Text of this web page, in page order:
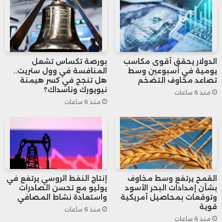
مقارنة بنحو2%
في نهاية الأسبوع الماضي، مع
توقعات بأن تقفز إلى5%
أو أكثر إذا استمرت
التوترات العسكرية في التصاعد.
ورغم الارتفاع الملحوظ في تكاليف التأمين، أكدت
المصادر أن شركات التأمين لم توقف حتى الآن
إصدار التغطيات الخاصة بالسفن العابرة
للمنطقة، لكنها أصبحت أكثر تشددًا في تقييم
المخاطر.
وفي السياق ذاته، دعت المنظمة البحرية الدولية
إلى توخي أقصى درجات الحذر، مشيرة إلى ضرورة
الدولار يحقق أقوى مكاسب
يومية في أسبوعين وسط
تصاعد مخاوف التضخم
منذ 6 ساعات
بورصة تكساس تشعل
المنافسة في وول ستريت..
هل تنجح في كسر هيمنة
نيويورك وناسداك؟
منذ 6 ساعات
القمح يرتفع وسط مخاوف
بشأن إمدادات البحر الأسود
وتوقعات بمحاصيل أمريكية
قوية
منذ 6 ساعات
إنتاج النفط الروسي يرتفع في
يوليو مع تحسن الصادرات
واستعادة نشاط المصافي
منذ 6 ساعات